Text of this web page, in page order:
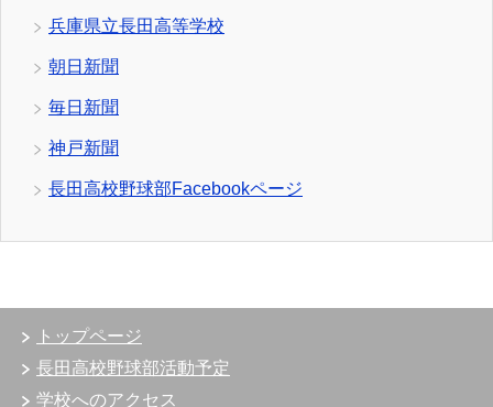
兵庫県立長田高等学校
朝日新聞
毎日新聞
神戸新聞
長田高校野球部Facebookページ
トップページ
長田高校野球部活動予定
学校へのアクセス